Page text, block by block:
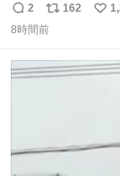
返
信
2
リ
ポ
ト
162
い
数
8時間前